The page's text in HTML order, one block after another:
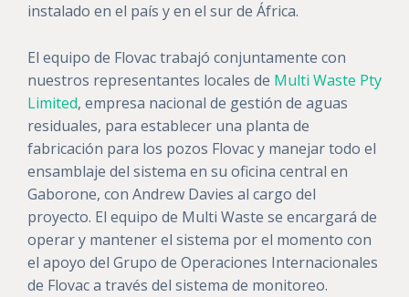
instalado en el país y en el sur de África.
El equipo de Flovac trabajó conjuntamente con
nuestros representantes locales de Multi Waste Pty
Limited, empresa nacional de gestión de aguas
residuales, para establecer una planta de
fabricación para los pozos Flovac y manejar todo el
ensamblaje del sistema en su oficina central en
Gaborone, con Andrew Davies al cargo del
proyecto. El equipo de Multi Waste se encargará de
operar y mantener el sistema por el momento con
el apoyo del Grupo de Operaciones Internacionales
de Flovac a través del sistema de monitoreo.